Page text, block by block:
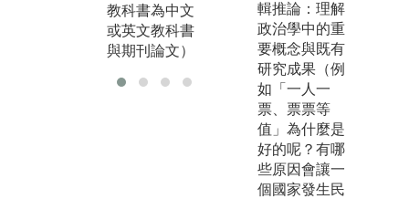
教科書為中文
或英文教科書
與期刊論文）
輯推論：理解
政治學中的重
要概念與既有
研究成果（例
如「一人一
票、票票等
值」為什麼是
好的呢？有哪
些原因會讓一
個國家發生民